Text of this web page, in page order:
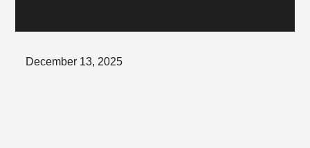
Posted
December 13, 2025